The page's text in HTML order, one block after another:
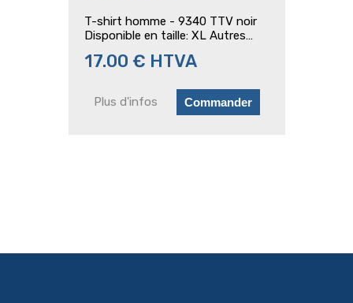
T-shirt homme - 9340 TTV noir
Disponible en taille: XL Autres
17.00 € HTVA
Plus d'infos